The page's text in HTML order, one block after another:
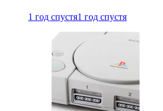
1 год спустя1 год спустя